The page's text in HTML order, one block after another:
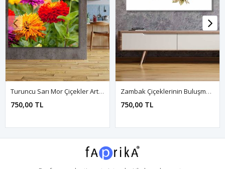
Turuncu Sarı Mor Çiçekler Art Kanvas Tablo 2221888
750,00 TL
Zambak Çiçeklerinin Buluşması Art Kanvas Tablo 2221902
750,00 TL